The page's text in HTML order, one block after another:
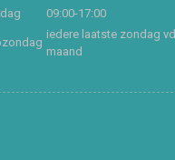
09:00-17:00
iedere laatste zondag vd
maand